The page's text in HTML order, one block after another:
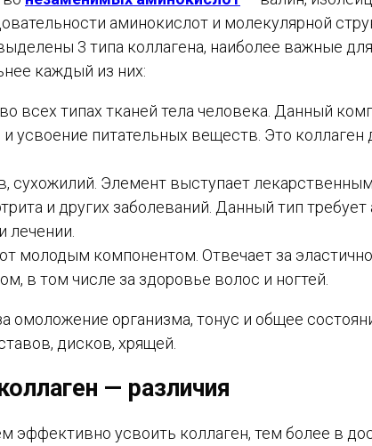
аминокислот и молекулярной
3 типа коллагена, наиболее важные
каждый из них:
всех типах тканей тела человека. Данный
усвоение питательных веществ. Это коллаген
сухожилий. Элемент выступает
и других заболеваний. Данный тип требует
лечении.
молодым компонентом. Отвечает за
в том числе за здоровье волос и ногтей.
омоложение организма, тонус и общее
дисков, хрящей.
— различия
эффективно усвоить коллаген, тем более в